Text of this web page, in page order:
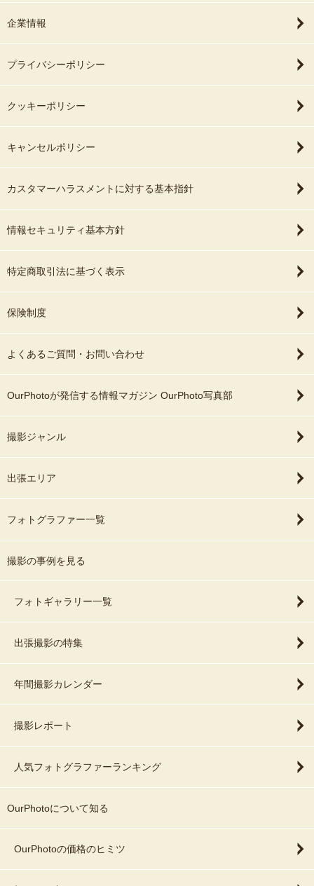
企業情報
プライバシーポリシー
クッキーポリシー
キャンセルポリシー
カスタマーハラスメントに対する基本指針
情報セキュリティ基本方針
特定商取引法に基づく表示
保険制度
よくあるご質問・お問い合わせ
OurPhotoが発信する情報マガジン OurPhoto写真部
撮影ジャンル
出張エリア
フォトグラファー一覧
撮影の事例を見る
フォトギャラリー一覧
出張撮影の特集
年間撮影カレンダー
撮影レポート
人気フォトグラファーランキング
OurPhotoについて知る
OurPhotoの価格のヒミツ